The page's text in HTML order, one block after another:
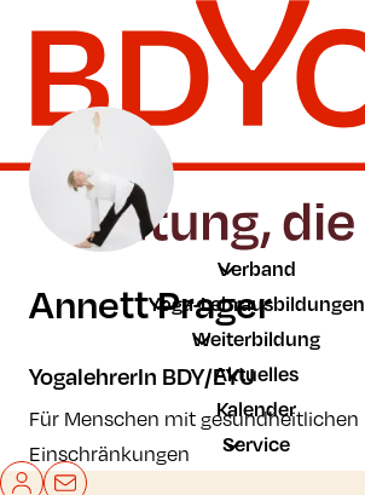
Zum Hauptinhalt der Seite springen
Zur Startseite navigieren
Verband
Yoga-Lehrausbildungen
Weiterbildung
Aktuelles
Kalender
Service
Mein BDYoga
Kontakt
Annett Prager
YogalehrerIn BDY/EYU
Für Menschen mit gesundheitlichen
Einschränkungen